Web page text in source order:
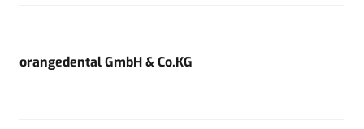
orangedental GmbH & Co.KG